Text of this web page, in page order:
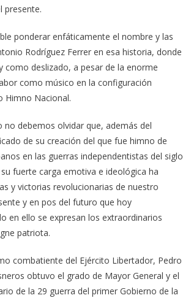
presente.
ponderar enfáticamente el nombre y las
Rodríguez Ferrer en esa historia, donde
como deslizado, a pesar de la enorme
como músico en la configuración
Himno Nacional.
no debemos olvidar que, además del
de su creación del que fue himno de
en las guerras independentistas del siglo
fuerte carga emotiva e ideológica ha
y victorias revolucionarias de nuestro
y en pos del futuro que hoy
en ello se expresan los extraordinarios
patriota.
combatiente del Ejército Libertador, Pedro
obtuvo el grado de Mayor General y el
de la 29 guerra del primer Gobierno de la